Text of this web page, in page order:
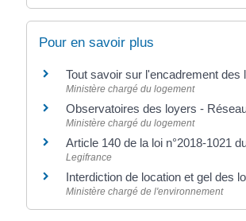
Pour en savoir plus
Tout savoir sur l'encadrement
Ministère chargé du logement
Observatoires des loyers -
Ministère chargé du logement
Article 140 de la loi n°2018-1021
Legifrance
Interdiction de location et gel des
Ministère chargé de l'environnement